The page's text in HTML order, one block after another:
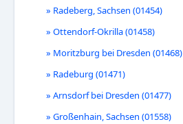
» Radeberg, Sachsen (01454)
» Ottendorf-Okrilla (01458)
» Moritzburg bei Dresden (01468)
» Radeburg (01471)
» Arnsdorf bei Dresden (01477)
» Großenhain, Sachsen (01558)